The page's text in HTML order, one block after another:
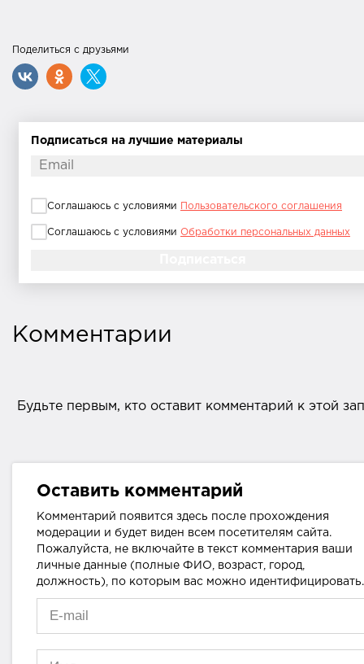
Поделиться с друзьями
Подписаться на лучшие материалы
Соглашаюсь с условиями Пользовательского соглашения
Соглашаюсь с условиями Обработки персональных данных
Комментарии
Будьте первым, кто оставит комментарий к этой
Оставить комментарий
Комментарий появится здесь после прохождения
модерации и будет виден всем посетителям сайта.
Пожалуйста, не включайте в текст комментария ваши
личные данные (полные ФИО, возраст, город,
должность), по которым вас можно идентифицировать.